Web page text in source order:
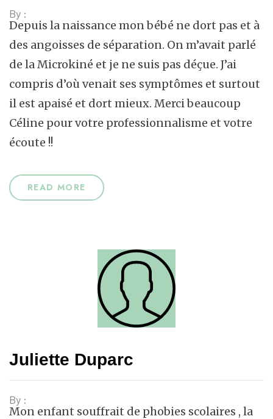
By :
Depuis la naissance mon bébé ne dort pas et à
des angoisses de séparation. On m’avait parlé
de la Microkiné et je ne suis pas déçue. J’ai
compris d’où venait ses symptômes et surtout
il est apaisé et dort mieux. Merci beaucoup
Céline pour votre professionnalisme et votre
écoute !!
READ MORE
Juliette Duparc
By :
Mon enfant souffrait de phobies scolaires , la